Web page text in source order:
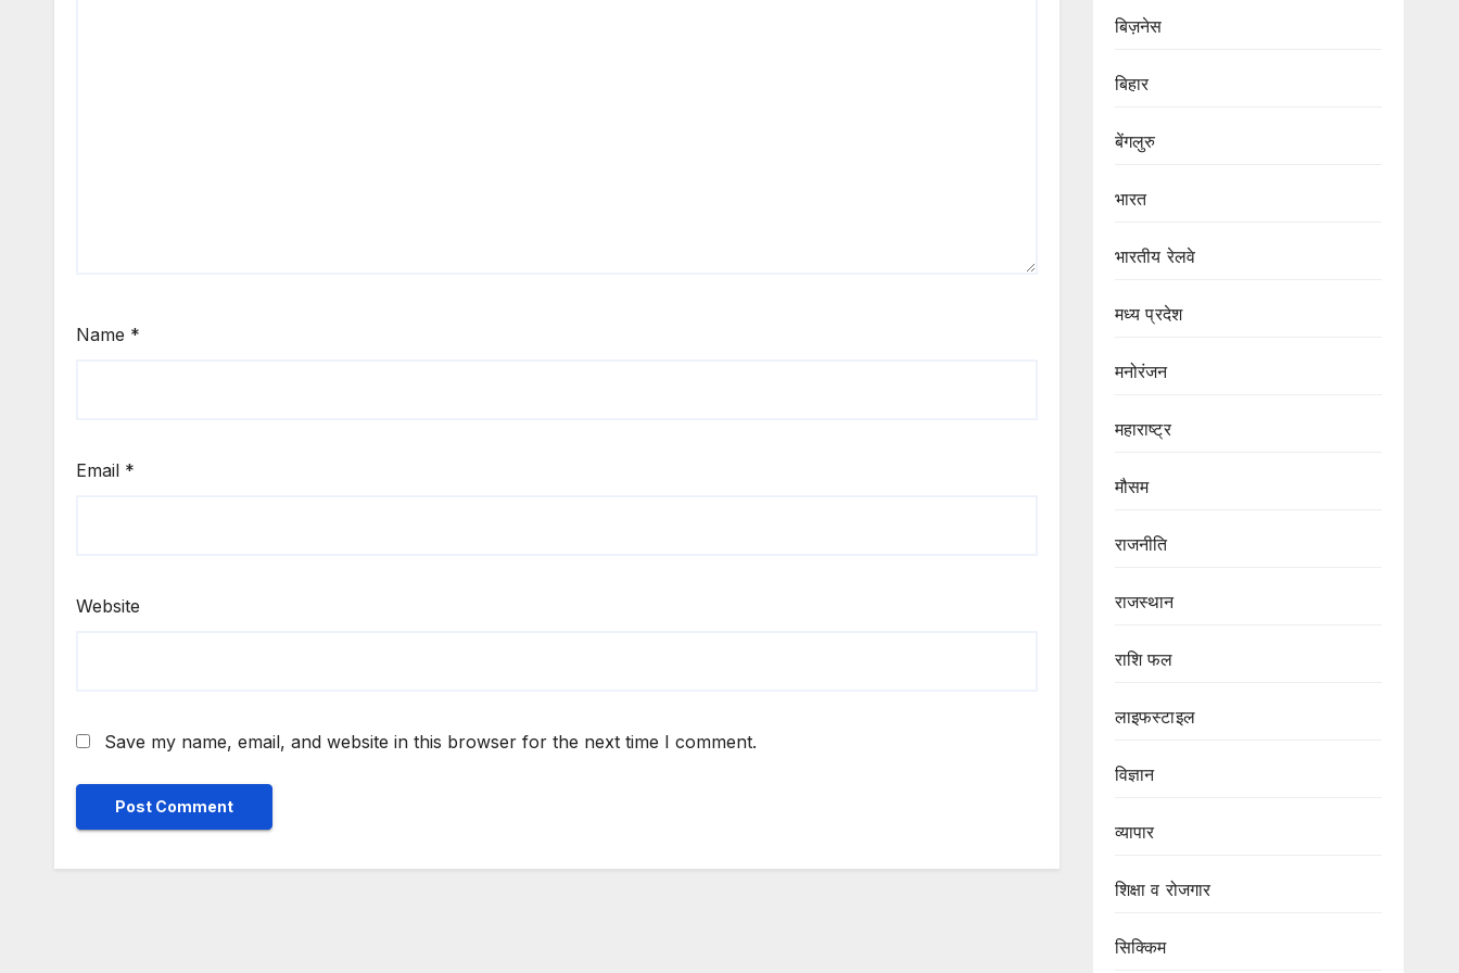
Name *
Email *
Website
Save my name, email, and website in this browser for the next time I comment.
बिज़नेस
बिहार
बेंगलुरु
भारत
भारतीय रेलवे
मध्य प्रदेश
मनोरंजन
महाराष्ट्र
मौसम
राजनीति
राजस्थान
राशि फल
लाइफस्टाइल
विज्ञान
व्यापार
शिक्षा व रोजगार
सिक्किम